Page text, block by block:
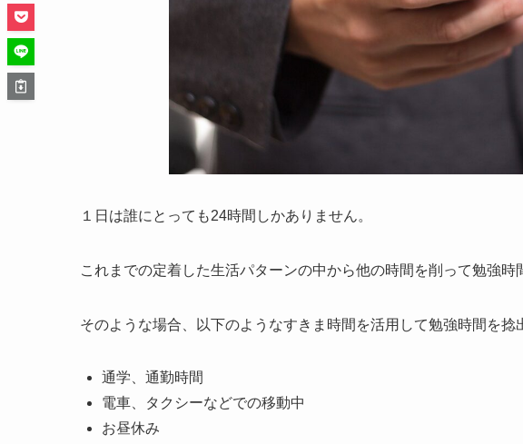
１日は誰にとっても24時間しかありません。
これまでの定着した生活パターンの中から他の時間を削って勉強時
そのような場合、以下のようなすきま時間を活用して勉強時間を捻
通学、通勤時間
電車、タクシーなどでの移動中
お昼休み